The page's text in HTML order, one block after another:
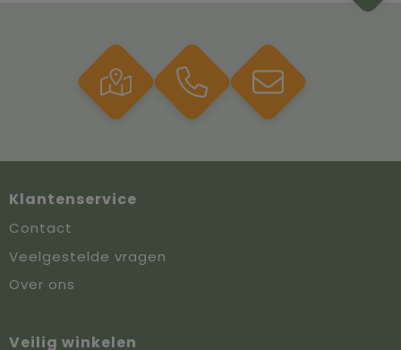
Klantenservice
Contact
Veelgestelde vragen
Over ons
Veilig winkelen